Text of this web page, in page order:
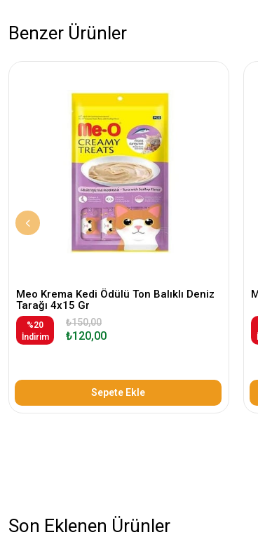
Benzer Ürünler
Meo Krema Kedi Ödülü Ton Balıklı Deniz
Tarağı 4x15 Gr
%20
İndirim
₺120,00
₺150,00
Sepete Ekle
Son Eklenen Ürünler